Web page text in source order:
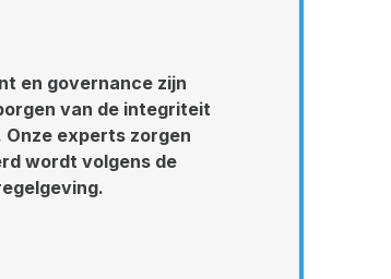
en governance zijn
van de integriteit
experts zorgen
wordt volgens de